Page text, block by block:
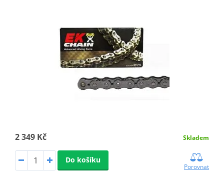
2 349 Kč Skladem
Do košíku
Porovnat